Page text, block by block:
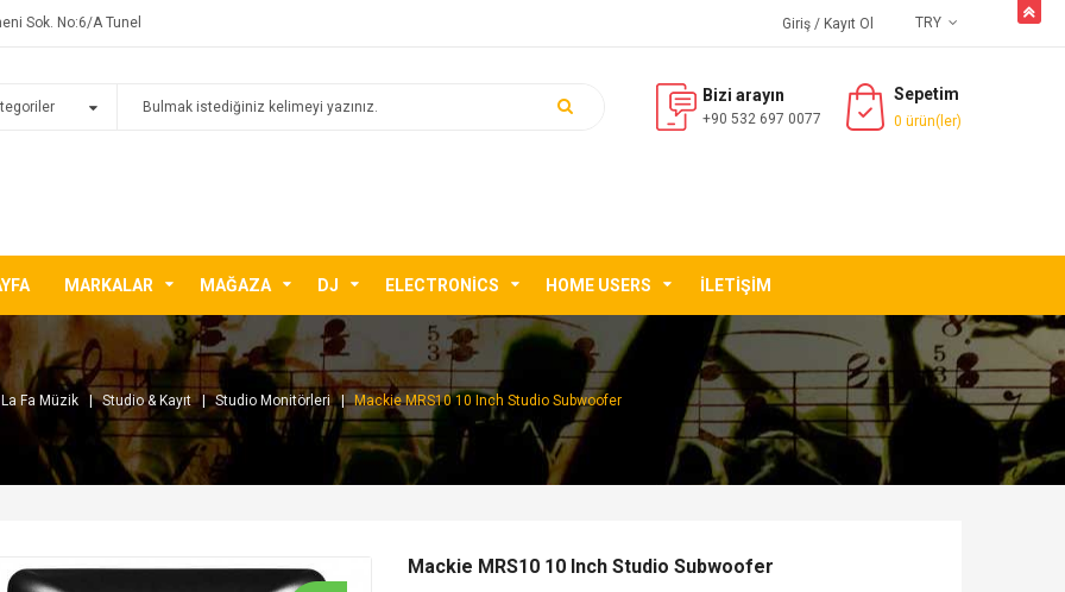
Sok. No:6/A Tunel TRY
Giriş / Kayıt Ol
Bizi arayın
+90 532 697 0077
Sepetim
0 ürün(ler)
MARKALAR MAĞAZA DJ ELECTRONICS HOME USERS İLETIŞIM
La Fa Müzik Studio & Kayıt Studio Monitörleri Mackie MRS10 10 Inch Studio Subwoofer
Mackie MRS10 10 Inch Studio Subwoofer